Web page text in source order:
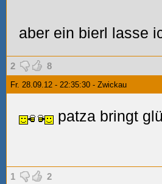
aber ein bierl lasse
2 8
Fr. 28.09.12 - 22:35:30 - Zwickau
patza bringt
1 2